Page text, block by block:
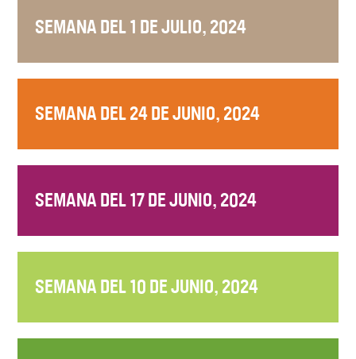
SEMANA DEL 1 DE JULIO, 2024
SEMANA DEL 24 DE JUNIO, 2024
SEMANA DEL 17 DE JUNIO, 2024
SEMANA DEL 10 DE JUNIO, 2024